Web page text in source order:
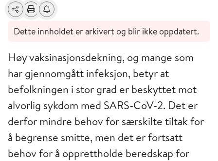
Del Skriv utFå varsel om endringer
Dette innholdet er arkivert og blir ikke oppdatert.
Høy vaksinasjonsdekning, og mange som
har gjennomgått infeksjon, betyr at
befolkningen i stor grad er beskyttet mot
alvorlig sykdom med SARS-CoV-2. Det er
derfor mindre behov for særskilte tiltak for
å begrense smitte, men det er fortsatt
behov for å opprettholde beredskap for